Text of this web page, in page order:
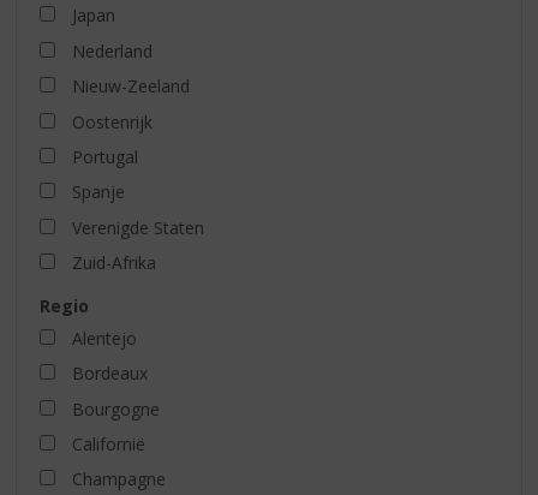
Japan
Nederland
Nieuw-Zeeland
Oostenrijk
Portugal
Spanje
Verenigde Staten
Zuid-Afrika
Regio
Alentejo
Bordeaux
Bourgogne
Californië
Champagne